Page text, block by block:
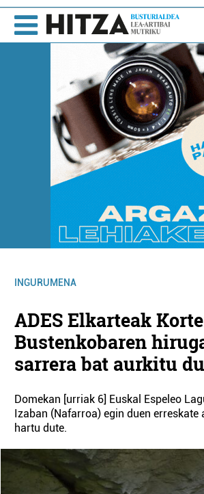
INGURUMENA
ADES Elkarteak
Bustenkobaren
sarrera bat aurkitu du
Domekan [urriak 6] Euskal Espeleo
Izaban (Nafarroa) egin duen erreskate
hartu dute.